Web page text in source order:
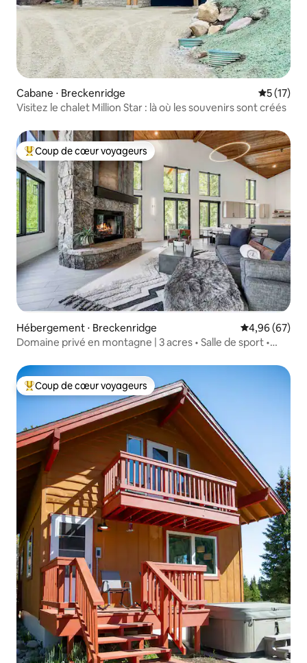
Cabane ⋅ Breckenridge
5 (17)
Visitez le chalet Million Star : là où les souvenirs sont créés
Coups de cœur voyageurs les plus appréciés
Coup de cœur voyageurs
Hébergement ⋅ Breckenridge Évaluation
4,96 (67)
Domaine privé en montagne | 3 acres • Salle de sport •
Coups de cœur voyageurs les plus appréciés
Coup de cœur voyageurs